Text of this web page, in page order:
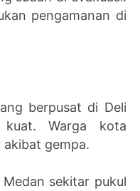
pengamanan di
berpusat di Deli
kuat. Warga kota
akibat gempa.
sekitar pukul